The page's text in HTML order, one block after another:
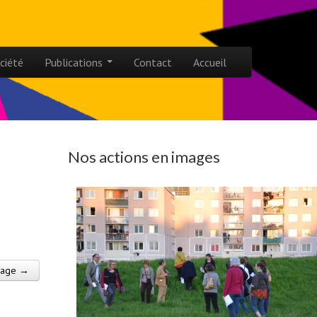
Publications Contact Accueil
→
Nos actions en images